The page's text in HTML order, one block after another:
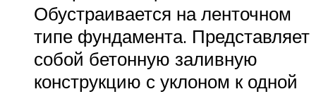
Обустраивается на ленточном
типе фундамента. Представляет
собой бетонную заливную
конструкцию с уклоном к одной